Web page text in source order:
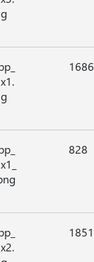
1686
828
1851